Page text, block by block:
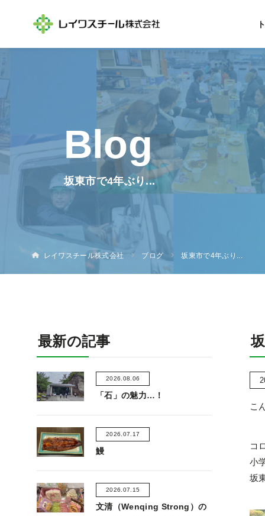
坂東市で4年ぶり...
レイワスチール株式会社 ブログ 坂東市で4年ぶり...
こ
コ
小
坂
最新の記事
2026.08.06
「石」の魅力…！
2026.07.17
鰻
2026.07.15
文清（Wenqing Strong）の